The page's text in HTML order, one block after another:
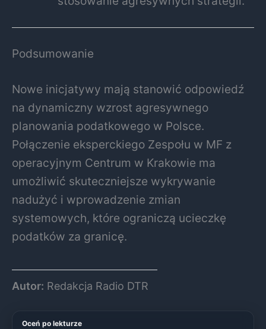
Podsumowanie
Nowe inicjatywy mają stanowić odpowiedź
na dynamiczny wzrost agresywnego
planowania podatkowego w Polsce.
Połączenie eksperckiego Zespołu w MF z
operacyjnym Centrum w Krakowie ma
umożliwić skuteczniejsze wykrywanie
nadużyć i wprowadzenie zmian
systemowych, które ograniczą ucieczkę
podatków za granicę.
Autor: Redakcja Radio DTR
Oceń po lekturze